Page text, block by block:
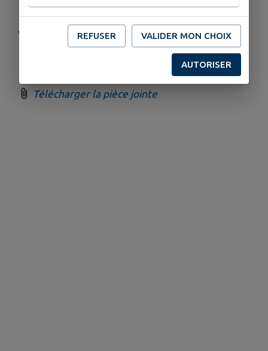
Venez faire un essai, nous prêtons des raquettes.
Télécharger la pièce jointe
REFUSER VALIDER MON CHOIX
AUTORISER